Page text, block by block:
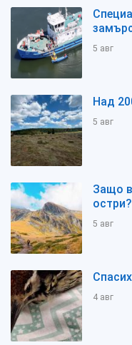
5 авг
Над
5 авг
Защо
остри?
5 авг
4 авг